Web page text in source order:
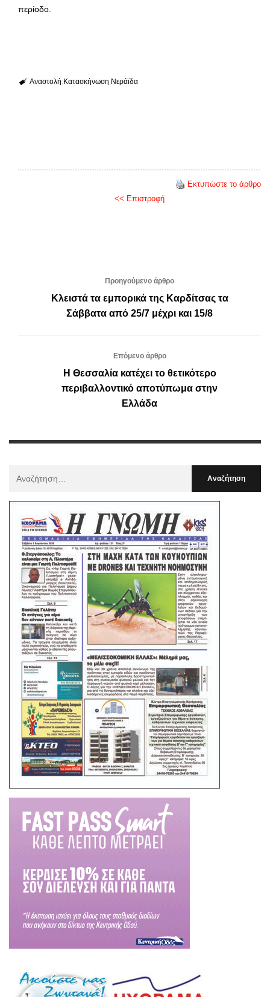
περίοδο.
Αναστολή Κατασκήνωση Νεράϊδα
Εκτυπώστε το άρθρο
<< Επιστροφή
Προηγούμενο άρθρο
Κλειστά τα εμπορικά της Καρδίτσας τα
Σάββατα από 25/7 μέχρι και 15/8
Επόμενο άρθρο
Η Θεσσαλία κατέχει το θετικότερο
περιβαλλοντικό αποτύπωμα στην
Ελλάδα
: